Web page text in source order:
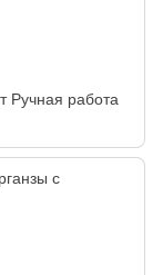
Ручная работа